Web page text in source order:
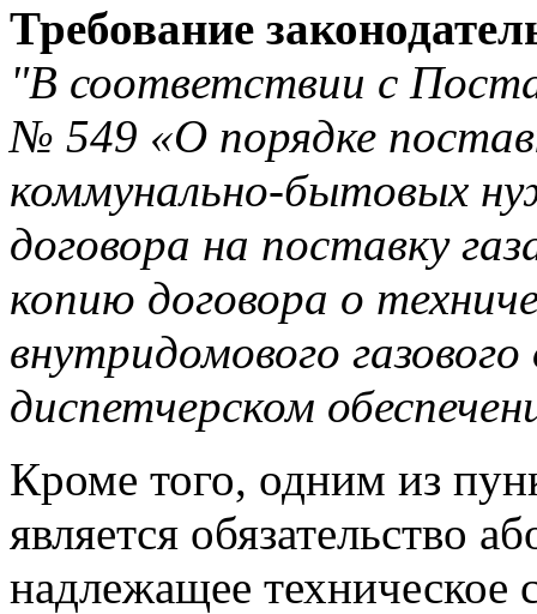
Требование
"В соответствии с
№ 549 «О порядке
коммунально-бытовых
договора на поставку
копию договора о
внутридомового
диспетчерском
Кроме того, одним из
является обязательство
надлежащее техническое